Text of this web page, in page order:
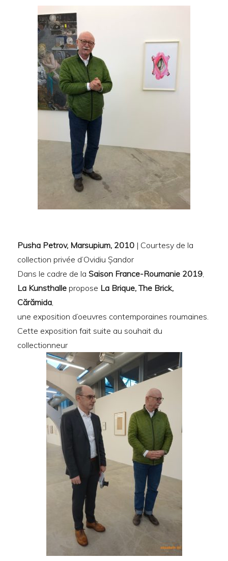
Pusha Petrov, Marsupium, 2010 | Courtesy de la
collection privée d’Ovidiu Șandor
Dans le cadre de laSaison France-Roumanie 2019,
La Kunsthalle propose La Brique, The Brick,
Cărămida,
une exposition d’oeuvres contemporaines roumaines.
Cette exposition fait suite au souhait du
collectionneur